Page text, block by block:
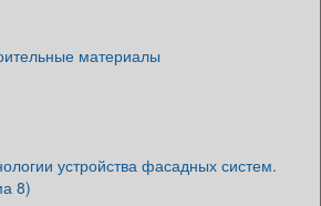
материалы
устройства фасадных систем.
8)